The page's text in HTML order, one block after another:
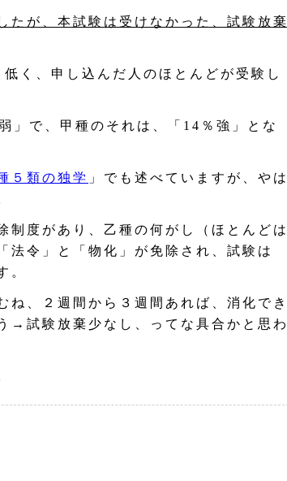
たが、本試験は受けなかった、試験放棄
低く、申し込んだ人のほとんどが受験し
で、甲種のそれは、「14％強」とな
５類の独学 」でも述べていますが、やは
度があり、乙種の何がし（ほとんどは
法令」と「物化」が免除され、試験は
。
、２週間から３週間あれば、消化でき
→試験放棄少なし、ってな具合かと思わ